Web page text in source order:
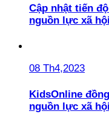
Cập nhật tiến
nguồn lực xã
08 Th4,2023
KidsOnline
nguồn lực xã